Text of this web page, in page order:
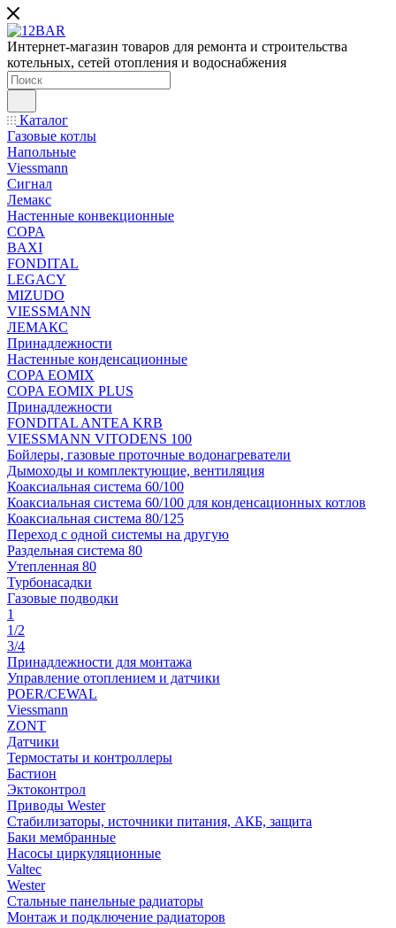
Интернет-магазин товаров для ремонта и строительства
котельных, сетей отопления и водоснабжения
Каталог
Газовые котлы
Напольные
Viessmann
Сигнал
Лемакс
Настенные конвекционные
COPA
BAXI
FONDITAL
LEGACY
MIZUDO
VIESSMANN
ЛЕМАКС
Принадлежности
Настенные конденсационные
COPA EOMIX
COPA EOMIX PLUS
Принадлежности
FONDITAL ANTEA KRB
VIESSMANN VITODENS 100
Бойлеры, газовые проточные водонагреватели
Дымоходы и комплектующие, вентиляция
Коаксиальная система 60/100
Коаксиальная система 60/100 для конденсационных котлов
Коаксиальная система 80/125
Переход с одной системы на другую
Раздельная система 80
Утепленная 80
Турбонасадки
Газовые подводки
1
1/2
3/4
Принадлежности для монтажа
Управление отоплением и датчики
POER/CEWAL
Viessmann
ZONT
Датчики
Термостаты и контроллеры
Бастион
Эктоконтрол
Приводы Wester
Стабилизаторы, источники питания, АКБ, защита
Баки мембранные
Насосы циркуляционные
Valtec
Wester
Стальные панельные радиаторы
Монтаж и подключение радиаторов